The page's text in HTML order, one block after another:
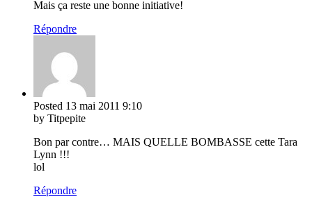
Mais ça reste une bonne initiative!
Répondre
Posted 13 mai 2011 9:10
by Titpepite
Bon par contre… MAIS QUELLE BOMBASSE cette Tara
Lynn !!!
lol
Répondre